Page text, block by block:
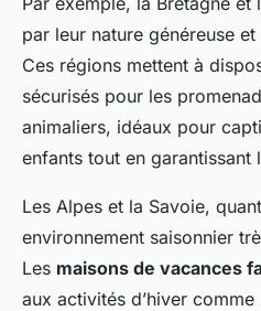
par leur nature généreuse
Ces régions mettent à
sécurisés pour les
animaliers, idéaux pour
enfants tout en garantissant
Les Alpes et la Savoie,
environnement saisonnier
Les maisons de vacances
aux activités d’hiver comme